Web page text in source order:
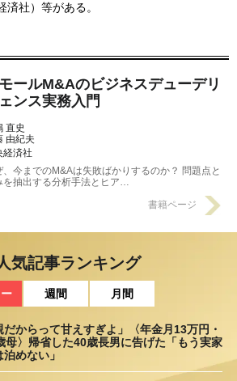
済社）等がある。
ールM&Aのビジネスデューデリ
ンス実務入門
直史
由紀夫
経済社
、今までのM&Aは失敗ばかりするのか？ 問題点と
を抽出する分析手法とヒア…
書籍ページ
気記事ランキング
週間 月間
だからって甘えすぎよ」〈年金月13万円・
母〉帰省した40歳長男に告げた「もう実家
泊めない」